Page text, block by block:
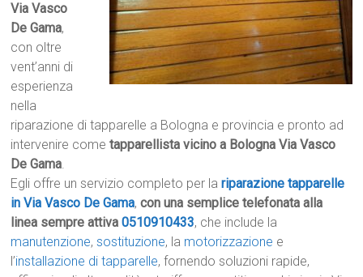
Via Vasco
De Gama,
con oltre
vent’anni di
esperienza
nella
riparazione di tapparelle a Bologna e provincia e pronto ad
intervenire cometapparellista vicino a Bologna Via Vasco
De Gama.
Egli offre un servizio completo per lariparazione tapparelle
in Via Vasco De Gama, con una semplice telefonata alla
linea sempre attiva0510910433, che include la
manutenzione,sostituzione, la motorizzazione e
l’installazione di tapparelle, fornendo soluzioni rapide,